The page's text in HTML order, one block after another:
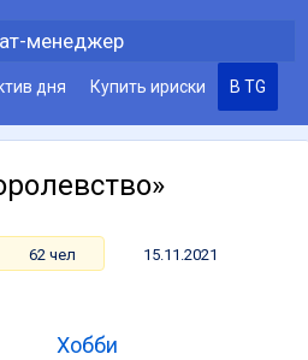
менеджер
дня Купить ириски В TG
62 чел 15.11.2021
Хобби